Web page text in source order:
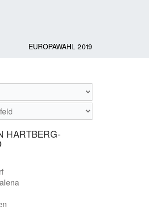
EUROPAWAHL 2019
HARTBERG-